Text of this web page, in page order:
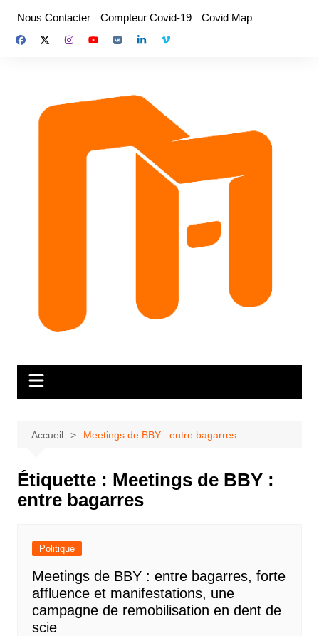
contenu
Nous Contacter Compteur Covid-19 Covid Map
Accueil Meetings de BBY : entre bagarres
Étiquette : Meetings de BBY :
entre bagarres
Politique
Meetings de BBY : entre bagarres, forte
affluence et manifestations, une
campagne de remobilisation en dent de
scie